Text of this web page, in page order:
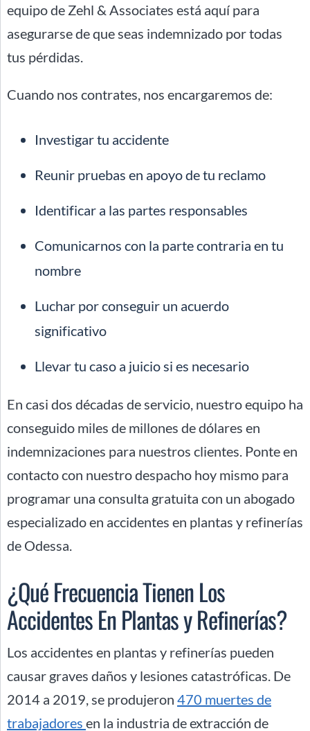
equipo de Zehl & Associates está aquí para
asegurarse de que seas indemnizado por todas
tus pérdidas.
Cuando nos contrates, nos encargaremos de:
Investigar tu accidente
Reunir pruebas en apoyo de tu reclamo
Identificar a las partes responsables
Comunicarnos con la parte contraria en tu
nombre
Luchar por conseguir un acuerdo
significativo
Llevar tu caso a juicio si es necesario
En casi dos décadas de servicio, nuestro equipo ha
conseguido miles de millones de dólares en
indemnizaciones para nuestros clientes. Ponte en
contacto con nuestro despacho hoy mismo para
programar una consulta gratuita con un abogado
especializado en accidentes en plantas y refinerías
de Odessa.
¿Qué Frecuencia Tienen Los
Accidentes En Plantas y Refinerías?
Los accidentes en plantas y refinerías pueden
causar graves daños y lesiones catastróficas. De
2014 a 2019, se produjeron 470 muertes de
trabajadores en la industria de extracción de